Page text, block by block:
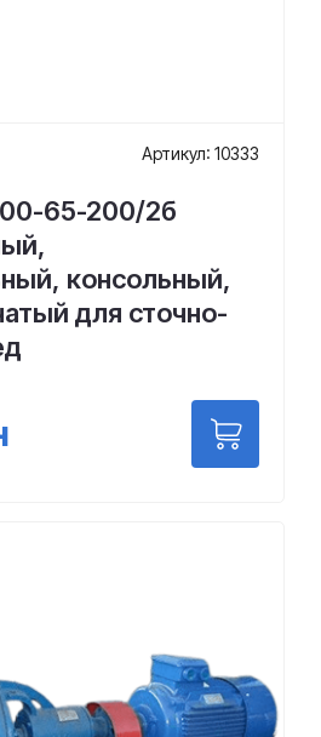
Артикул: 10333
65-200/2б
консольный,
для сточно-